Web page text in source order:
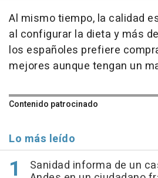
Al mismo tiempo, la calidad
al configurar la dieta y más
los españoles prefiere
mejores aunque tengan un
Contenido patrocinado
Lo más leído
Sanidad informa de un